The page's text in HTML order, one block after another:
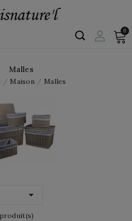
0
Malles
Maison Malles
